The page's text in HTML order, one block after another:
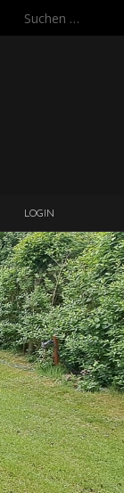
Suchen
LOGIN